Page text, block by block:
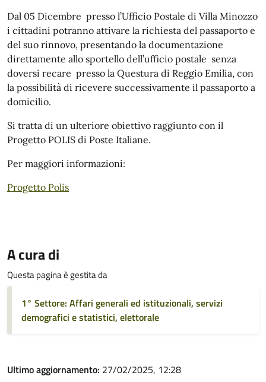
Dal 05 Dicembre presso l’Ufficio Postale di Villa Minozzo
i cittadini potranno attivare la richiesta del passaporto e
del suo rinnovo, presentando la documentazione
direttamente allo sportello dell’ufficio postale senza
doversi recare presso la Questura di Reggio Emilia, con
la possibilità di ricevere successivamente il passaporto a
domicilio.
Si tratta di un ulteriore obiettivo raggiunto con il
Progetto POLIS di Poste Italiane.
Per maggiori informazioni:
Progetto Polis
A cura di
Questa pagina è gestita da
1° Settore: Affari generali ed istituzionali, servizi
demografici e statistici, elettorale
Ultimo aggiornamento: 27/02/2025, 12:28